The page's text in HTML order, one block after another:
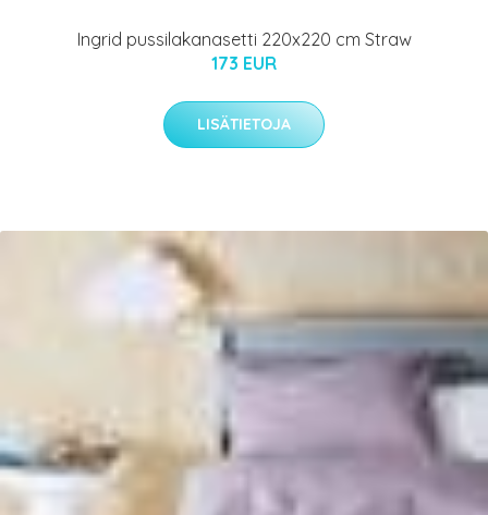
Ingrid pussilakanasetti 220x220 cm Straw
173 EUR
LISÄTIETOJA